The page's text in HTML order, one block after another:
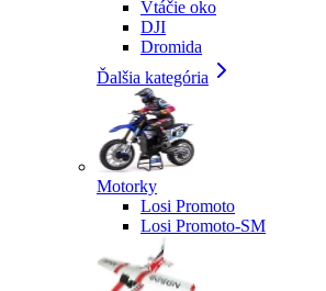
Vtáčie oko
DJI
Dromida
Ďalšia kategória
Motorky
Losi Promoto
Losi Promoto-SM